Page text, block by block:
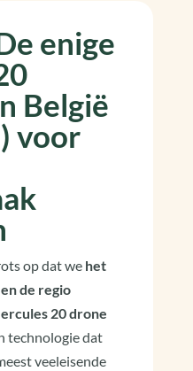
enige
België
voor
op dat we het
de regio
20 drone
technologie dat
veeleisende